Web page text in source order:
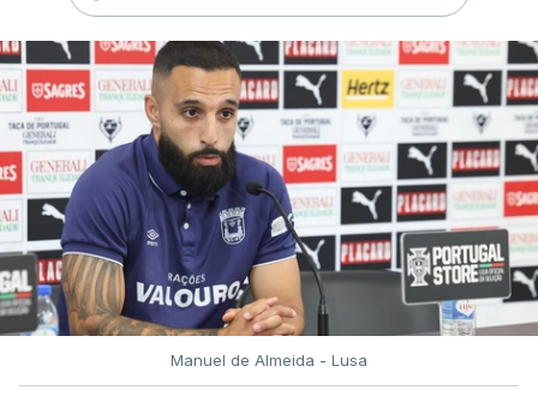
Manuel de Almeida - Lusa